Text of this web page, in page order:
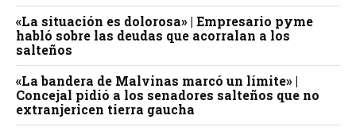
«La situación es dolorosa» | Empresario pyme
habló sobre las deudas que acorralan a los
salteños
«La bandera de Malvinas marcó un límite» |
Concejal pidió a los senadores salteños que no
extranjericen tierra gaucha